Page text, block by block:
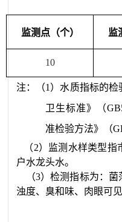
监测点（个） 监
10
注 ：（1 ）水质指标的检
卫生标准》（
准检验方法》（
（2）监测水样类型指
户水龙头水。
（3）检测指标为：菌
浊度、臭和味、肉眼可